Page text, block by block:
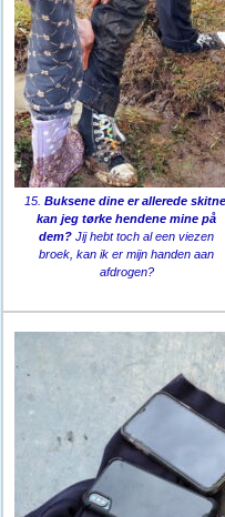
15. Buksene dine er allerede
kan jeg tørke hendene mine på
dem? Jij hebt toch al een viezen
broek, kan ik er mijn handen aan
afdrogen?